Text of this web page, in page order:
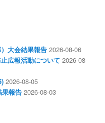
大会結果報告 2026-08-06
広報活動について 2026-08-
2026-08-05
報告 2026-08-03